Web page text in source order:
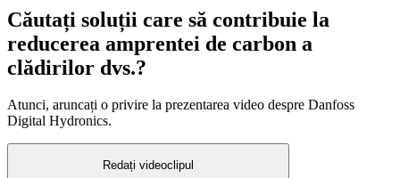
Căutați soluții care să contribuie la
reducerea amprentei de carbon a
clădirilor dvs.?
Atunci, aruncați o privire la prezentarea video despre Danfoss
Digital Hydronics.
Redați videoclipul